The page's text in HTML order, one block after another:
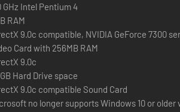
GHz Intel Pentium 4
RAM
9.0c compatible, NVIDIA GeForce 7300
Card with 256MB RAM
9.0c
Hard Drive space
9.0c compatible Sound Card
no longer supports Windows 10 or older